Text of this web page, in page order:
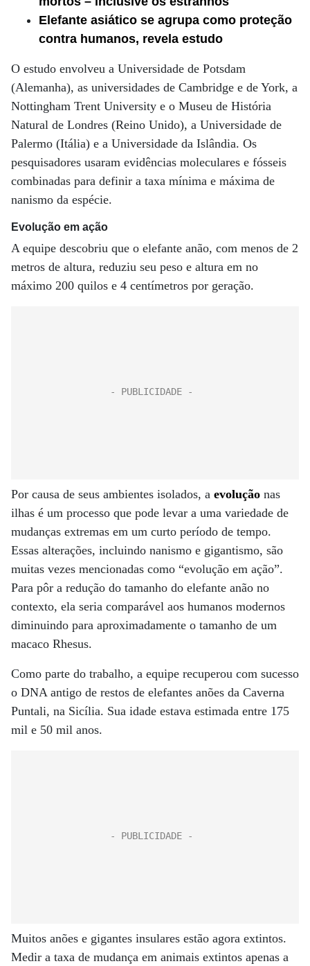
Elefante asiático se agrupa como proteção
contra humanos, revela estudo
O estudo envolveu a Universidade de Potsdam
(Alemanha), as universidades de Cambridge e de York, a
Nottingham Trent University e o Museu de História
Natural de Londres (Reino Unido), a Universidade de
Palermo (Itália) e a Universidade da Islândia. Os
pesquisadores usaram evidências moleculares e fósseis
combinadas para definir a taxa mínima e máxima de
nanismo da espécie.
Evolução em ação
A equipe descobriu que o elefante anão, com menos de 2
metros de altura, reduziu seu peso e altura em no
máximo 200 quilos e 4 centímetros por geração.
Por causa de seus ambientes isolados, a evolução nas
ilhas é um processo que pode levar a uma variedade de
mudanças extremas em um curto período de tempo.
Essas alterações, incluindo nanismo e gigantismo, são
muitas vezes mencionadas como “evolução em ação”.
Para pôr a redução do tamanho do elefante anão no
contexto, ela seria comparável aos humanos modernos
diminuindo para aproximadamente o tamanho de um
macaco Rhesus.
Como parte do trabalho, a equipe recuperou com sucesso
o DNA antigo de restos de elefantes anões da Caverna
Puntali, na Sicília. Sua idade estava estimada entre 175
mil e 50 mil anos.
Muitos anões e gigantes insulares estão agora extintos.
Medir a taxa de mudança em animais extintos apenas a